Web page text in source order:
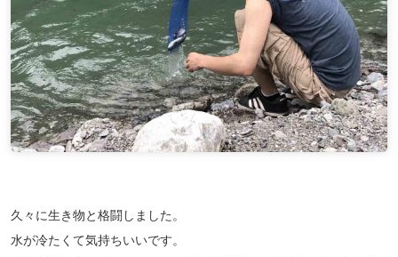
久々に生き物と格闘しました。
水が冷たくて気持ちいいです。